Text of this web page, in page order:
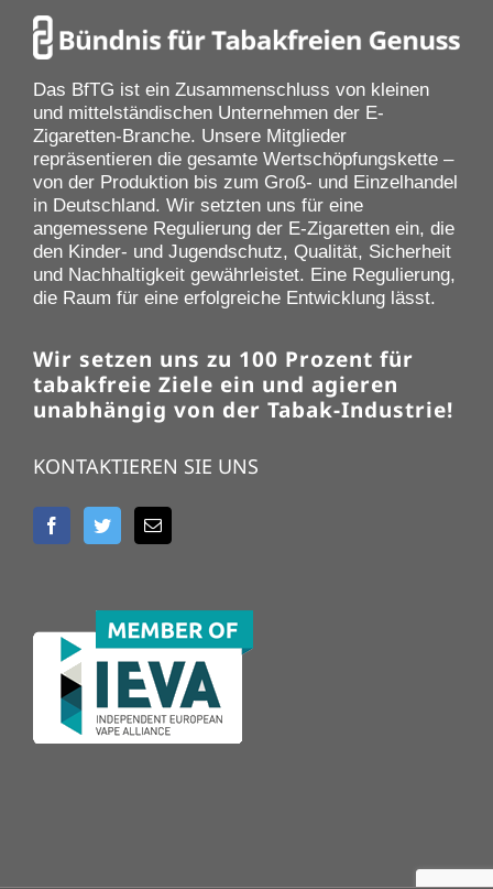
Das BfTG ist ein Zusammenschluss von kleinen
und mittelständischen Unternehmen der E-
Zigaretten-Branche. Unsere Mitglieder
repräsentieren die gesamte Wertschöpfungskette –
von der Produktion bis zum Groß- und Einzelhandel
in Deutschland. Wir setzten uns für eine
angemessene Regulierung der E-Zigaretten ein, die
den Kinder- und Jugendschutz, Qualität, Sicherheit
und Nachhaltigkeit gewährleistet. Eine Regulierung,
die Raum für eine erfolgreiche Entwicklung lässt.
Wir setzen uns zu 100 Prozent für
tabakfreie Ziele ein und agieren
unabhängig von der Tabak-Industrie!
KONTAKTIEREN SIE UNS